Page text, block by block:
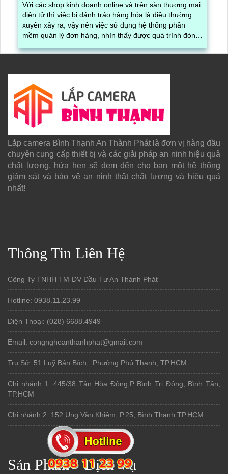
Với các shop kinh doanh online và trên sàn thương mại
điện tử thì việc bị đánh tráo hàng hóa là điều thường
xuyên xảy ra, vậy nên việc sử dụng hệ thống phần
mềm quản lý đơn hàng, nhìn thấy được quá trình đóng
được ghi lại một cách dễ dàng
Lắp camera Bình Thạnh An Thành Phát là đơn vị hàng đầu
chuyên cung cấp thiết bị và các giải pháp an ninh hiệu quả
chất lượng, hứa hẹn sẽ đem đến cho bạn một hệ thống
giám sát và bảo vệ an ninh thật chất lượng và hiệu quả
nhất!
Thông Tin Liên Hệ
Công Ty TNHH TM-DV Đầu Tư An Thành Phát
Hotline: 0938.11.23.99
Điện Thoại: (028) 6688.4949
Email: congngheanthanhphat@gmail.com
Trụ Sở: 51 Luỹ Bán Bích, Phường Phú Thạnh, TP.HCM
Chi nhánh 1: 445/38 Tân Hòa Đông,P Bình Trị Đông, Bình Tân,
TP.HCM
Chi nhánh 2: 152 Ung Văn Khiêm, P.25, Bình Thạnh TP.HCM
Sản Phẩm Dịch Vụ